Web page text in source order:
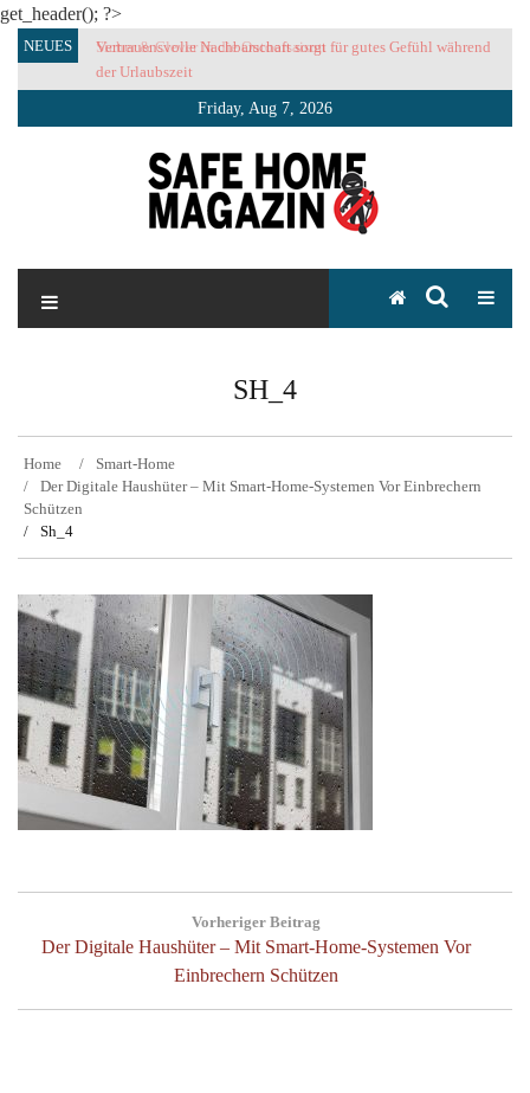
get_header(); ?>
SkipNEUES Sicher & Clever in die Outoorsaison
Vertrauensvolle Nachbarschaft sorgt für gutes Gefühl während
der Urlaubszeit
Friday, Aug 7, 2026
SAFE HOME Magazin
SH_4
Home
Smart-Home
Der Digitale Haushüter – Mit Smart-Home-Systemen Vor Einbrechern
Schützen
Sh_4
Vorheriger Beitrag
Previous
Der Digitale Haushüter – Mit Smart-Home-Systemen Vor
Einbrechern Schützen